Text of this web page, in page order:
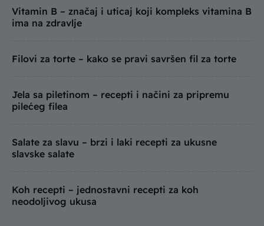
Vitamin B – značaj i uticaj koji kompleks vitamina B
ima na zdravlje
Filovi za torte – kako se pravi savršen fil za torte
Jela sa piletinom – recepti i načini za pripremu
pilećeg filea
Salate za slavu – brzi i laki recepti za ukusne
slavske salate
Koh recepti – jednostavni recepti za koh
neodoljivog ukusa